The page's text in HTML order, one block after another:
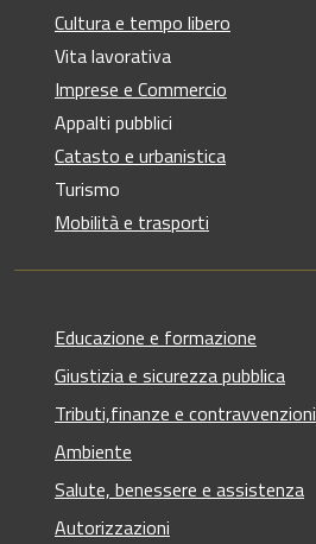
Cultura e tempo libero
Vita lavorativa
Imprese e Commercio
Appalti pubblici
Catasto e urbanistica
Turismo
Mobilità e trasporti
Educazione e formazione
Giustizia e sicurezza pubblica
Tributi,finanze e contravvenzioni
Ambiente
Salute, benessere e assistenza
Autorizzazioni